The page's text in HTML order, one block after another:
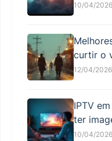
10/04/2026
curtir o
12/04/2026
IPTV
ter
10/04/2026